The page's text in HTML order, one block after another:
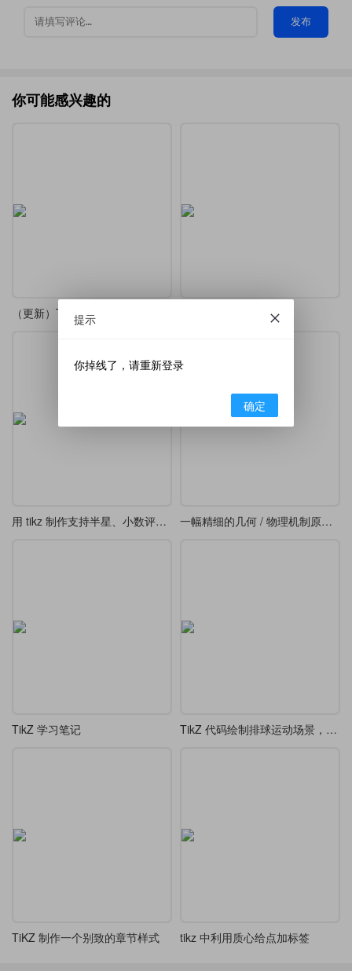
发布
你可能感兴趣的
（更新）TikZ-Editor 中文版 TikZ-Editor 中文版
用 tikz 制作支持半星、小数评分显示的星级评分 一幅精细的几何 / 物理机制原理图-转动连杆、轨道及阴影剖面线三维几何投影图
TikZ 学习笔记 TikZ 代码绘制排球运动场景，包含两名运动员和排球轨迹
TiKZ 制作一个别致的章节样式 tikz 中利用质心给点加标签
提示
你掉线了，请重新登录
确定